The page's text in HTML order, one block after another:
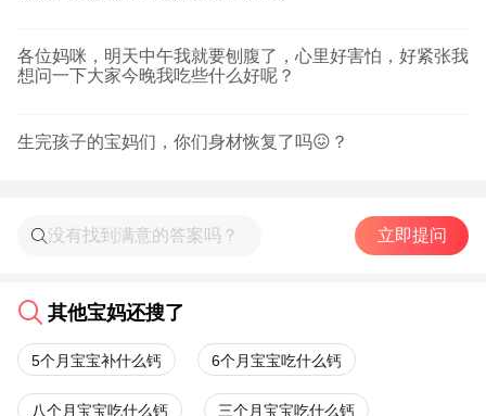
各位妈咪，明天中午我就要刨腹了，心里好害怕，好紧张我
想问一下大家今晚我吃些什么好呢？
生完孩子的宝妈们，你们身材恢复了吗😖？
立即提问
其他宝妈还搜了
5个月宝宝补什么钙 6个月宝宝吃什么钙
八个月宝宝吃什么钙 三个月宝宝吃什么钙